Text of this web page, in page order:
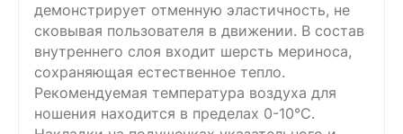
демонстрирует отменную эластичность, не
сковывая пользователя в движении. В состав
внутреннего слоя входит шерсть мериноса,
сохраняющая естественное тепло.
Рекомендуемая температура воздуха для
ношения находится в пределах 0-10°C.